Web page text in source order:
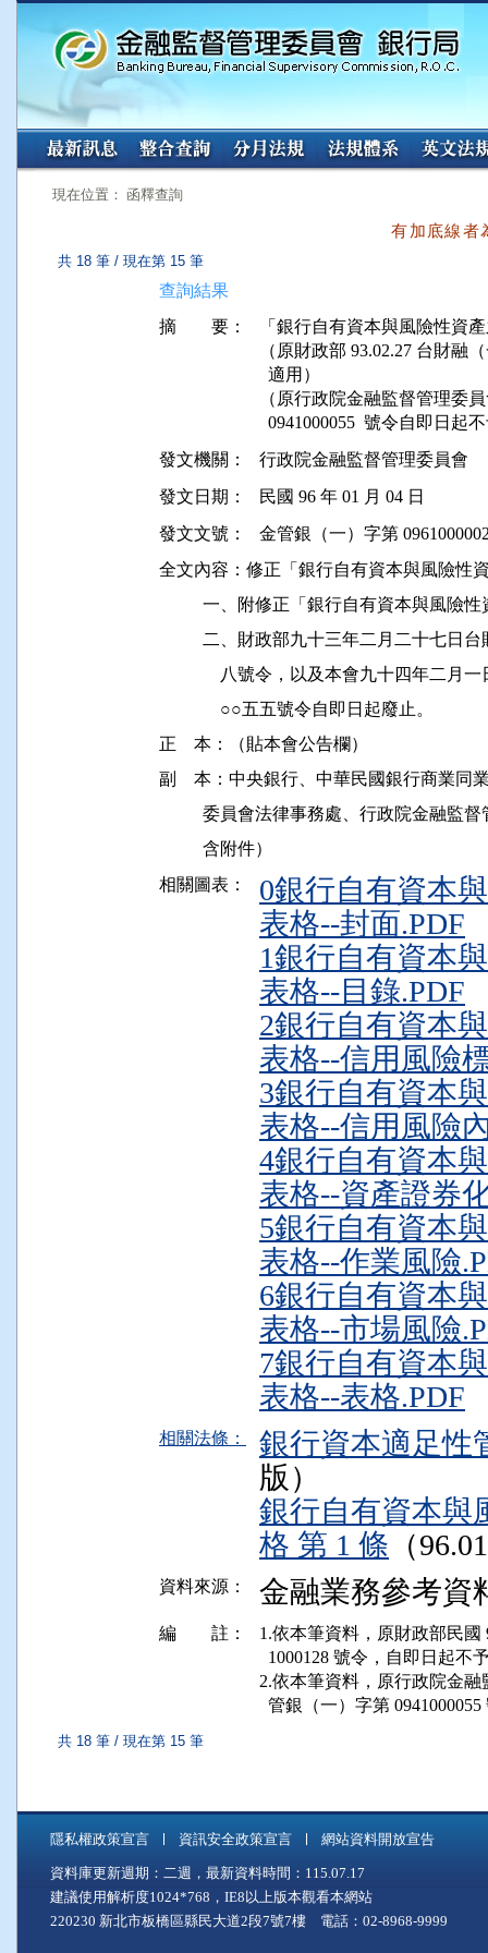
:::
現在位置： 函釋查詢
有加底線者
共 18 筆 / 現在第 15 筆
查詢結果
摘 要：
「銀行自有資本與風險性資
（原財政部 93.02.27 台財融
  適用）
（原行政院金融監督管理委
發文機關：
行政院金融監督管理委員會
發文日期：
民國 96 年 01 月 04 日
發文文號：
金管銀（一）字第
全文內容：修正「銀行自有資本與風險性
一、附修正「銀行自有資本與風
二、財政部九十三年二月二十七
八號令，以及本會九十四年二
              ○○五五號令自即日起廢止。
正    本：（貼本會公告欄）
副    本：中央銀行、中華民國銀行商業同
委員會法律事務處、行政院金融
相關圖表：
0銀行自有資本
表格--封面.PDF
1銀行自有資本
表格--目錄.PDF
2銀行自有資本
表格--信用風險
3銀行自有資本
表格--信用風險
4銀行自有資本
表格--資產證券
5銀行自有資本
表格--作業風險
6銀行自有資本
表格--市場風險
7銀行自有資本
表格--表格.PDF
相關法條：
銀行資本適足性
版）
銀行自有資本與
格 第 1 條 （
資料來源： 金融業務參考資
編 註：
1.依本筆資料，原財政部民國
1000128 號令，自即日起不
2.依本筆資料，原行政院金融
共 18 筆 / 現在第 15 筆
隱私權政策宣言 資訊安全政策宣言 網站資料開放宣告
資料庫更新週期：二週，最新資料時間：115.07.17
建議使用解析度1024*768，IE8以上版本觀看本網站
220230 新北市板橋區縣民大道2段7號7樓 電話：02-8968-9999